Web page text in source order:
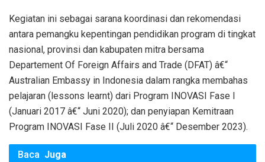
Kegiatan ini sebagai sarana koordinasi dan rekomendasi
antara pemangku kepentingan pendidikan program di tingkat
nasional, provinsi dan kabupaten mitra bersama
Departement Of Foreign Affairs and Trade (DFAT) â€“
Australian Embassy in Indonesia dalam rangka membahas
pelajaran (lessons learnt) dari Program INOVASI Fase I
(Januari 2017 â€“ Juni 2020); dan penyiapan Kemitraan
Program INOVASI Fase II (Juli 2020 â€“ Desember 2023).
Baca Juga